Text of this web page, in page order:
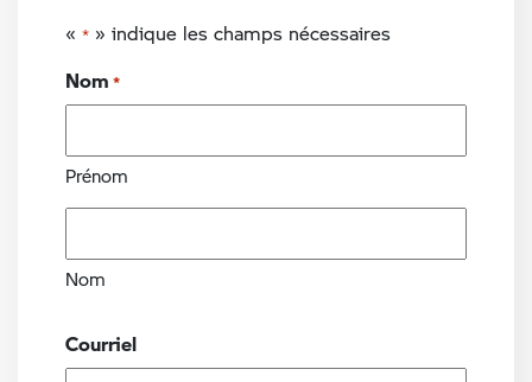
« * » indique les champs nécessaires
Nom *
Prénom
Nom
Courriel